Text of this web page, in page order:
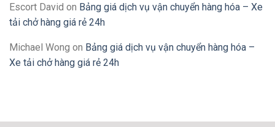
Escort David on Bảng giá dịch vụ vận chuyển hàng hóa – Xe
tải chở hàng giá rẻ 24h
Michael Wong on Bảng giá dịch vụ vận chuyển hàng hóa –
Xe tải chở hàng giá rẻ 24h